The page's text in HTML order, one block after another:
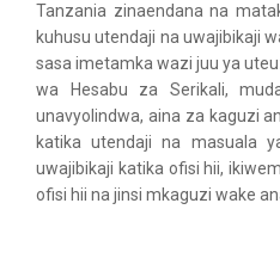
Tanzania zinaendana na
kuhusu utendaji na uwajibikaji
sasa imetamka wazi juu ya
wa Hesabu za Serikali,
unavyolindwa, aina za kaguzi
katika utendaji na masuala
uwajibikaji katika ofisi hii,
ofisi hii na jinsi mkaguzi wake